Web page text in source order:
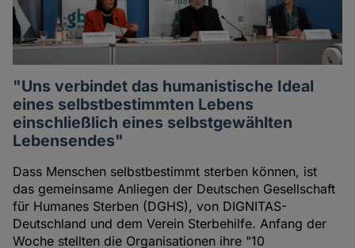
"Uns verbindet das humanistische Ideal
eines selbstbestimmten Lebens
einschließlich eines selbstgewählten
Lebensendes"
Dass Menschen selbstbestimmt sterben können, ist
das gemeinsame Anliegen der Deutschen Gesellschaft
für Humanes Sterben (DGHS), von DIGNITAS-
Deutschland und dem Verein Sterbehilfe. Anfang der
Woche stellten die Organisationen ihre "10